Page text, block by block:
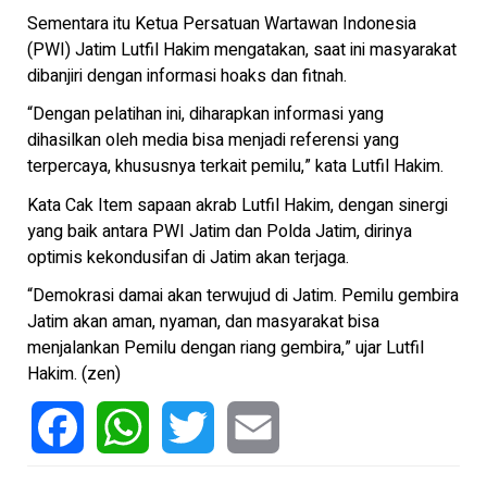
Sementara itu Ketua Persatuan Wartawan Indonesia
(PWI) Jatim Lutfil Hakim mengatakan, saat ini masyarakat
dibanjiri dengan informasi hoaks dan fitnah.
“Dengan pelatihan ini, diharapkan informasi yang
dihasilkan oleh media bisa menjadi referensi yang
terpercaya, khususnya terkait pemilu,” kata Lutfil Hakim.
Kata Cak Item sapaan akrab Lutfil Hakim, dengan sinergi
yang baik antara PWI Jatim dan Polda Jatim, dirinya
optimis kekondusifan di Jatim akan terjaga.
“Demokrasi damai akan terwujud di Jatim. Pemilu gembira
Jatim akan aman, nyaman, dan masyarakat bisa
menjalankan Pemilu dengan riang gembira,” ujar Lutfil
Hakim. (zen)